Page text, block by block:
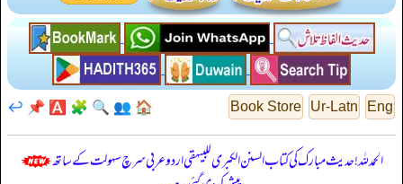
Eng
Ur-Latn
Book Store
🏠
👥
🔍
🧩
🅰️
📌
↩️
الحمدللہ! حدیث مبارک کی کتاب السنن الكبرى للبيهقي اردو عربی سرچ سہولت کے ساتھ